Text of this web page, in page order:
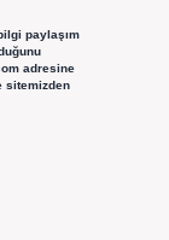
paylaşım
adresine
sitemizden